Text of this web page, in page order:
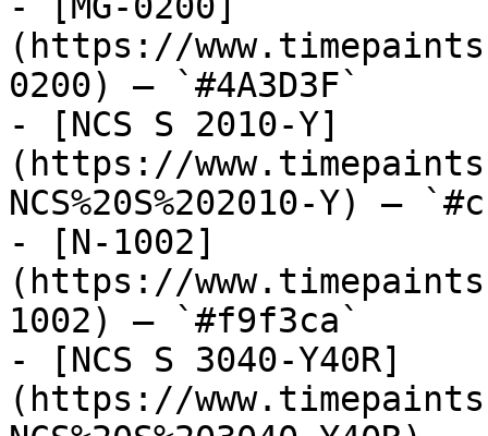
(https://
0200) — `#4A3D3F`
- [NCS S 2010-Y]
(https://
NCS%20S%202010-Y) —
- [N-1002]
(https://
1002) — `#f9f3ca`
- [NCS S 3040-Y40R]
(https://